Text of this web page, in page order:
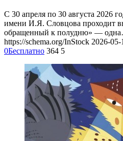
С 30 апреля по 30 августа 2026
имени И.Я. Словцова проходит
обращенный к полудню» —
https://schema.org/InStock 2026-
0Бесплатно 364 5